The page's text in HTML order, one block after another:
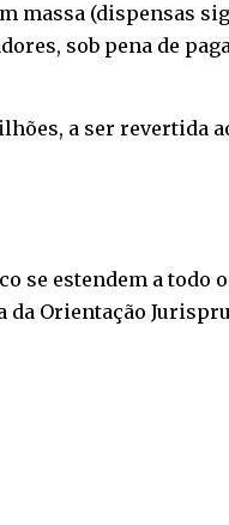
massa (dispensas
sob pena de
a ser revertida
se estendem a
Orientação